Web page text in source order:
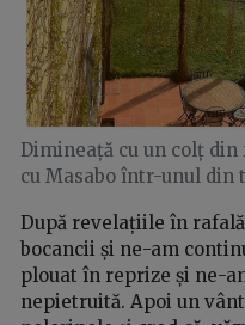
Dimineață cu un colț
cu Masabo într-unul din
După revelațiile în
bocancii și ne-am
plouat în reprize și ne-
nepietruită. Apoi un